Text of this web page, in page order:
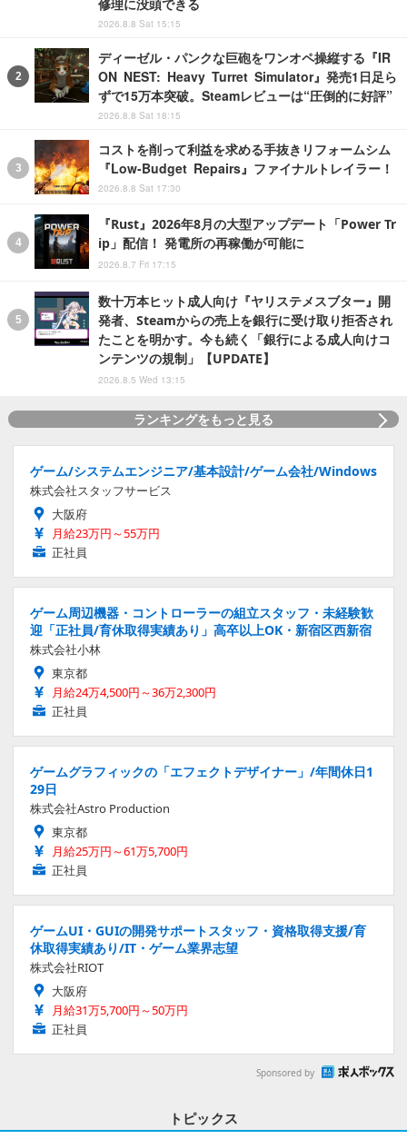
修理に没頭できる
2026.8.8 Sat 15:15
ディーゼル・パンクな巨砲をワンオペ操縦する『IR
ON NEST: Heavy Turret Simulator』発売1日足ら
ずで15万本突破。Steamレビューは“圧倒的に好評”
2026.8.8 Sat 18:15
コストを削って利益を求める手抜きリフォームシム
『Low-Budget Repairs』ファイナルトレイラー！
2026.8.8 Sat 17:30
『Rust』2026年8月の大型アップデート「Power Tr
ip」配信！ 発電所の再稼働が可能に
2026.8.7 Fri 17:15
数十万本ヒット成人向け『ヤリステメスブター』開
発者、Steamからの売上を銀行に受け取り拒否され
たことを明かす。今も続く「銀行による成人向けコ
ンテンツの規制」【UPDATE】
2026.8.5 Wed 13:15
ランキングをもっと見る
ゲーム/システムエンジニア/基本設計/ゲーム会社/Windows
株式会社スタッフサービス
大阪府
月給23万円～55万円
正社員
ゲーム周辺機器・コントローラーの組立スタッフ・未経験歓
迎「正社員/育休取得実績あり」高卒以上OK・新宿区西新宿
株式会社小林
東京都
月給24万4,500円～36万2,300円
正社員
ゲームグラフィックの「エフェクトデザイナー」/年間休日1
29日
株式会社Astro Production
東京都
月給25万円～61万5,700円
正社員
ゲームUI・GUIの開発サポートスタッフ・資格取得支援/育
休取得実績あり/IT・ゲーム業界志望
株式会社RIOT
大阪府
月給31万5,700円～50万円
正社員
Sponsored by
トピックス